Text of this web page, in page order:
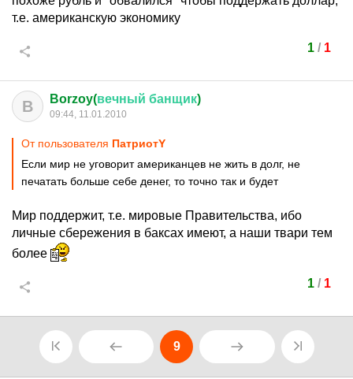
т.е. американскую экономику
1/ 1
B Borzoy(вечный банщик)
09:44, 11.01.2010
От пользователя ПатриотY
Если мир не уговорит американцев не жить в долг, не
печатать больше себе денег, то точно так и будет
Мир поддержит, т.е. мировые Правительства, ибо
личные сбережения в баксах имеют, а наши твари тем
более
1/ 1
9